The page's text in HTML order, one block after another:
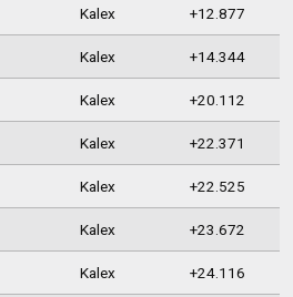
Kalex +12.877
Kalex +14.344
Kalex +20.112
Kalex +22.371
Kalex +22.525
Kalex +23.672
Kalex +24.116